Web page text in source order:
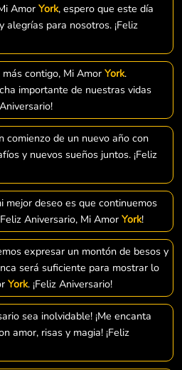
Amor York, espero que este día
alegrías para nosotros. ¡Feliz
contigo, Mi Amor York.
importante de nuestras vidas
comienzo de un nuevo año con
y nuevos sueños juntos. ¡Feliz
mejor deseo es que continuemos
Aniversario, Mi Amor York!
expresar un montón de besos y
será suficiente para mostrar lo
York. ¡Feliz Aniversario!
sea inolvidable! ¡Me encanta
amor, risas y magia! ¡Feliz